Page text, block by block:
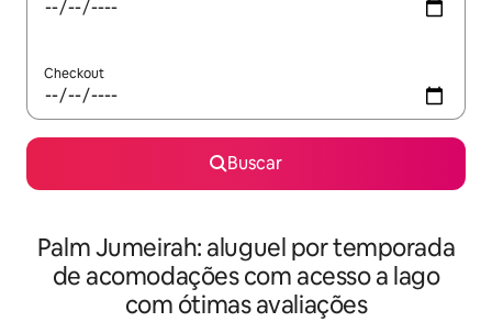
Checkout
Buscar
Palm Jumeirah: aluguel por temporada
de acomodações com acesso a lago
com ótimas avaliações